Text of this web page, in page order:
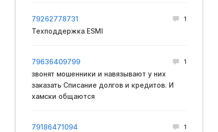
79262778731 1
Техподдержка ESMI
79636409799 1
звонят мошенники и навязывают у них
заказать Списание долгов и кредитов. И
хамски общаются
79186471094 1